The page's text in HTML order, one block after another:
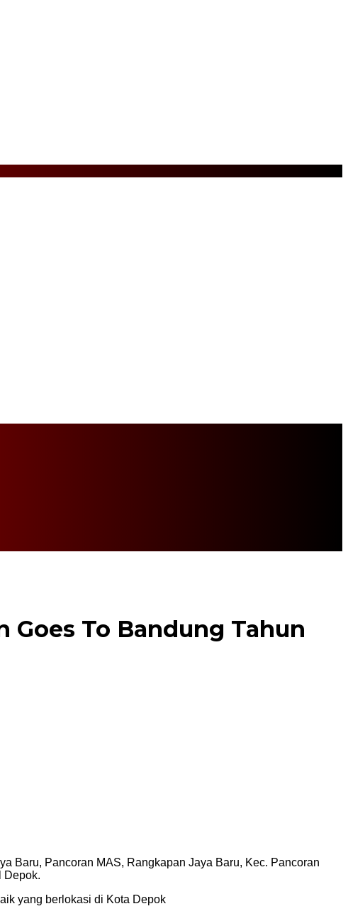
Goes To Bandung Tahun
Baru, Pancoran MAS, Rangkapan Jaya Baru, Kec. Pancoran
Depok.
yang berlokasi di Kota Depok